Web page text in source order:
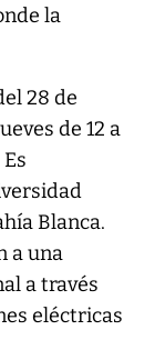
la
28 de
de 12 a
Blanca.
a una
a través
eléctricas